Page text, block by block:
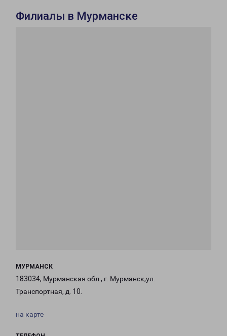
Филиалы в Мурманске
МУРМАНСК
183034, Мурманская обл., г. Мурманск,ул.
Транспортная, д. 10.
на карте